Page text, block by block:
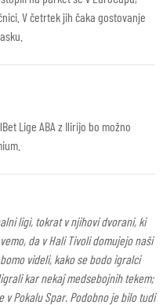
V četrtek jih čaka gostovanje
Lige ABA z Ilirijo bo možno
ligi, tokrat v njihovi dvorani, ki
da v Hali Tivoli domujejo naši
videli, kako se bodo igralci
kar nekaj medsebojnih tekem;
v Pokalu Spar. Podobno je bilo tudi